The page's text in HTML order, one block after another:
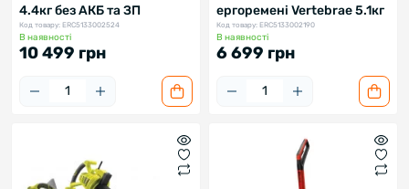
4.4кг без АКБ та ЗП
Код товару: ERC5133002524
В наявності
10 499 грн
ергоремені Vertebrae 5.1кг
Код товару: ERC5133002190
В наявності
6 699 грн